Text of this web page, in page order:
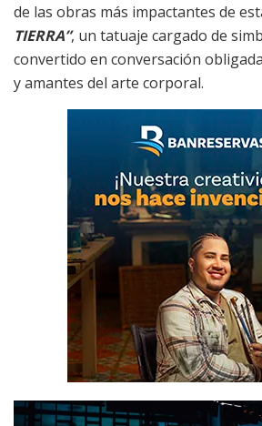
de las obras más impactantes de
TIERRA”, un tatuaje cargado de
convertido en conversación
y amantes del arte corporal.